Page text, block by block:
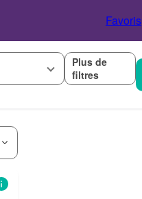
Favoris
Plus de
filtres